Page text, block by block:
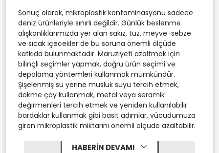
Sonuç olarak, mikroplastik kontaminasyonu sadece
deniz ürünleriyle sınırlı değildir. Günlük beslenme
alışkanlıklarımızda yer alan sakız, tuz, meyve-sebze
ve sıcak içecekler de bu soruna önemli ölçüde
katkıda bulunmaktadır. Maruziyeti azaltmak için
bilinçli seçimler yapmak, doğru ürün seçimi ve
depolama yöntemleri kullanmak mümkündür.
Şişelenmiş su yerine musluk suyu tercih etmek,
dökme çay kullanmak, metal veya seramik
değirmenleri tercih etmek ve yeniden kullanılabilir
bardaklar kullanmak gibi basit adımlar, vücudumuza
giren mikroplastik miktarını önemli ölçüde azaltabilir.
HABERİN DEVAMI